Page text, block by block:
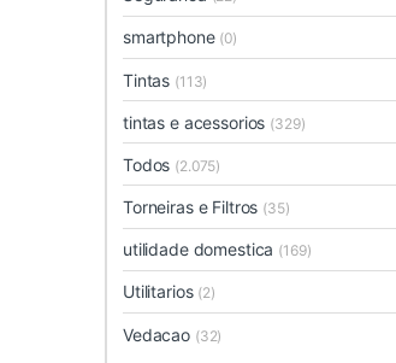
smartphone (0)
Tintas (113)
tintas e acessorios (329)
Todos (2.075)
Torneiras e Filtros (35)
utilidade domestica (169)
Utilitarios (2)
Vedacao (32)